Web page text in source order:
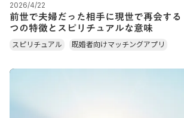
2026/4/22
前世で夫婦だった相手に現世で再会す
つの特徴とスピリチュアルな意味
スピリチュアル 既婚者向けマッチングアプリ